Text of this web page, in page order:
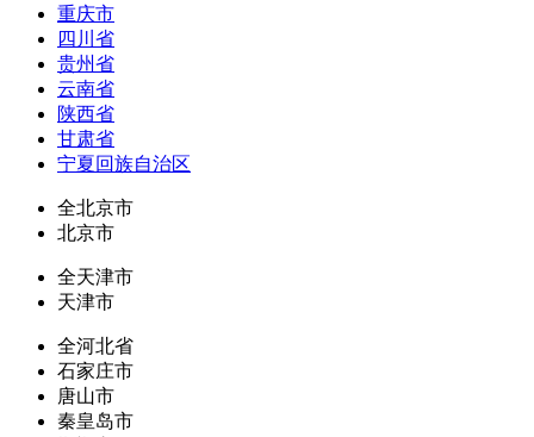
重庆市
四川省
贵州省
云南省
陕西省
甘肃省
宁夏回族自治区
全北京市
北京市
全天津市
天津市
全河北省
石家庄市
唐山市
秦皇岛市